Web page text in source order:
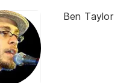
Ben Taylor